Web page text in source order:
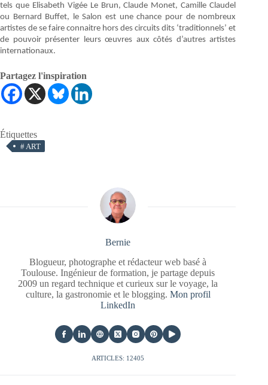
tels que Elisabeth Vigée Le Brun, Claude Monet, Camille Claudel
ou Bernard Buffet, le Salon est une chance pour de nombreux
artistes de se faire connaitre hors des circuits dits ‘traditionnels’ et
de pouvoir présenter leurs œuvres aux côtés d’autres artistes
internationaux.
Partagez l'inspiration
Étiquettes
# ART
Bernie
Blogueur, photographe et rédacteur web basé à
Toulouse. Ingénieur de formation, je partage depuis
2009 un regard technique et curieux sur le voyage, la
culture, la gastronomie et le blogging. Mon profil
LinkedIn
ARTICLES: 12405